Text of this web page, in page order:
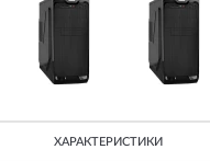
ХАРАКТЕРИСТИКИ